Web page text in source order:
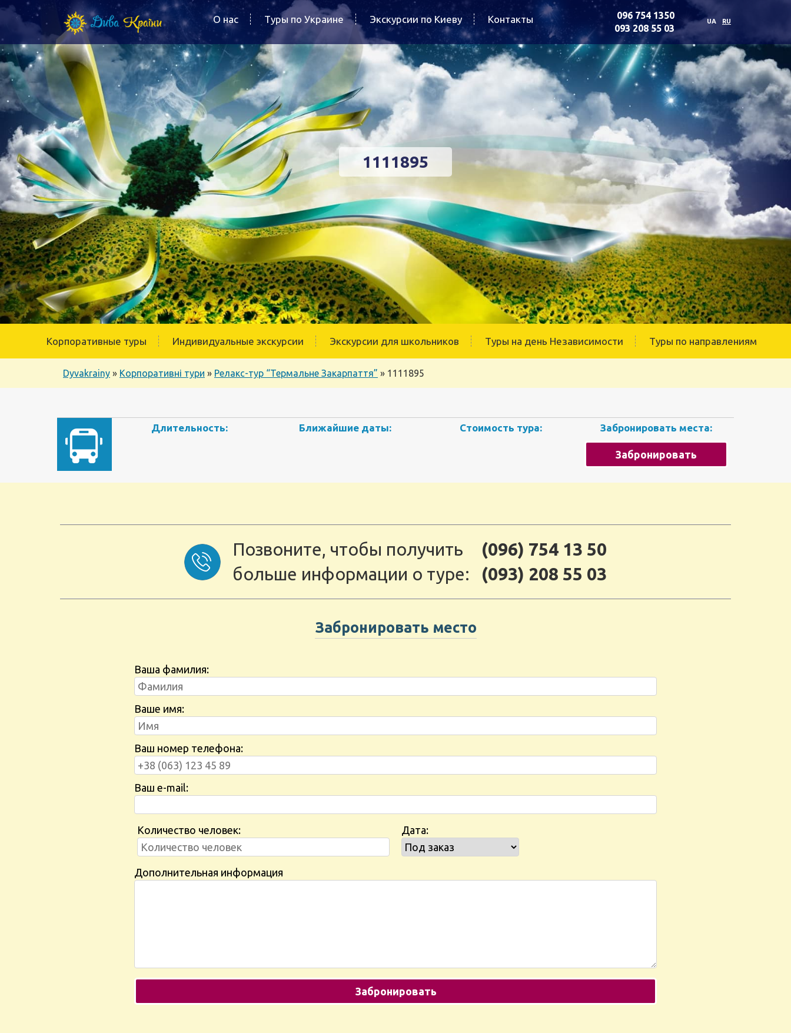
О нас Туры по Украине Экскурсии по Киеву Контакты
096 754 1350
093 208 55 03
UA RU
1111895
Корпоративные туры Индивидуальные экскурсии Экскурсии для школьников Туры на день Независимости Туры по направлениям
Dyvakrainy » Корпоративні тури » Релакс-тур “Термальне Закарпаття” » 1111895
Длительность: Ближайшие даты: Стоимость тура: Забронировать места:
Забронировать
Позвоните, чтобы получить
больше информации о туре:
(096) 754 13 50
(093) 208 55 03
Забронировать место
Ваша фамилия:
Ваше имя:
Ваш номер телефона:
Ваш e-mail:
Количество человек: Дата:
Дополнительная информация